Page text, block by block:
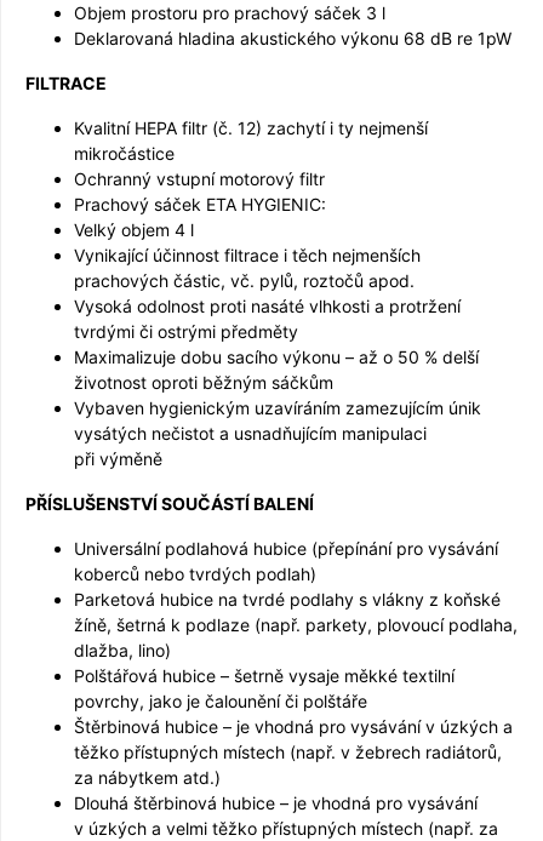
Objem prostoru pro prachový sáček 3 l
Deklarovaná hladina akustického výkonu 68 dB re 1pW
FILTRACE
Kvalitní HEPA filtr (č. 12) zachytí i ty nejmenší
mikročástice
Ochranný vstupní motorový filtr
Prachový sáček ETA HYGIENIC:
Velký objem 4 l
Vynikající účinnost filtrace i těch nejmenších
prachových částic, vč. pylů, roztočů apod.
Vysoká odolnost proti nasáté vlhkosti a protržení
tvrdými či ostrými předměty
Maximalizuje dobu sacího výkonu – až o 50 % delší
životnost oproti běžným sáčkům
Vybaven hygienickým uzavíráním zamezujícím únik
vysátých nečistot a usnadňujícím manipulaci
při výměně
PŘÍSLUŠENSTVÍ SOUČÁSTÍ BALENÍ
Universální podlahová hubice (přepínání pro vysávání
koberců nebo tvrdých podlah)
Parketová hubice na tvrdé podlahy s vlákny z koňské
žíně, šetrná k podlaze (např. parkety, plovoucí podlaha,
dlažba, lino)
Polštářová hubice – šetrně vysaje měkké textilní
povrchy, jako je čalounění či polštáře
Štěrbinová hubice – je vhodná pro vysávání v úzkých a
těžko přístupných místech (např. v žebrech radiátorů,
za nábytkem atd.)
Dlouhá štěrbinová hubice – je vhodná pro vysávání
v úzkých a velmi těžko přístupných místech (např. za